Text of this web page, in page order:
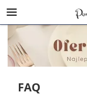
FAQ